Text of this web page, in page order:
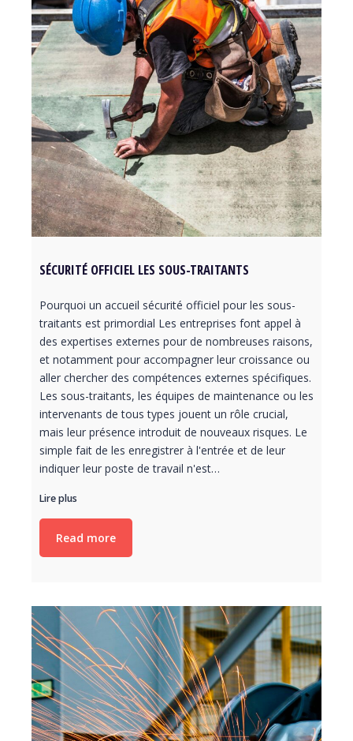
SÉCURITÉ OFFICIEL LES SOUS-TRAITANTS
Pourquoi un accueil sécurité officiel pour les sous-
traitants est primordial Les entreprises font appel à
des expertises externes pour de nombreuses raisons,
et notamment pour accompagner leur croissance ou
aller chercher des compétences externes spécifiques.
Les sous-traitants, les équipes de maintenance ou les
intervenants de tous types jouent un rôle crucial,
mais leur présence introduit de nouveaux risques. Le
simple fait de les enregistrer à l'entrée et de leur
indiquer leur poste de travail n'est…
Lire plus
Read more